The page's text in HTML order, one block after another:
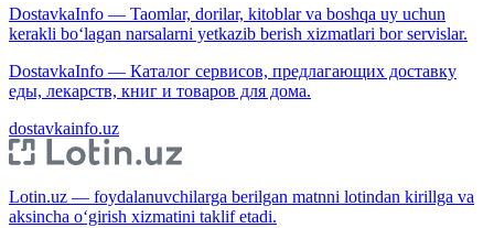
DostavkaInfo — Taomlar, dorilar, kitoblar va boshqa uy uchun
kerakli bo‘lagan narsalarni yetkazib berish xizmatlari bor servislar.
DostavkaInfo — Каталог сервисов, предлагающих доставку
еды, лекарств, книг и товаров для дома.
dostavkainfo.uz
Lotin.uz — foydalanuvchilarga berilgan matnni lotindan kirillga va
aksincha o‘girish xizmatini taklif etadi.